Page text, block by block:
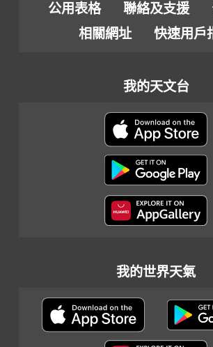
公用表格 聯絡及支援
相關網址
快速用戶
我的天文台
我的世界天氣